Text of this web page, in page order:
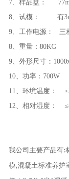
7、样品盘：
8、试模： 有3mm
9、工作电源： 三
8、重量：80KG
9、外形尺寸：
10、功率：700W
11、环境温度：
12、相对湿度：
我公司主要产品有:
模,混凝土标准养护